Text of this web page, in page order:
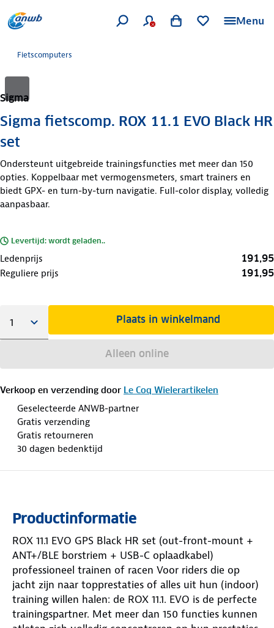
Menu
Fietscomputers
Sigma
Sigma fietscomp. ROX 11.1 EVO Black HR
set
Ondersteunt uitgebreide trainingsfuncties met meer dan 150
opties. Koppelbaar met vermogensmeters, smart trainers en
biedt GPX- en turn-by-turn navigatie. Full-color display, volledig
aanpasbaar.
Levertijd: wordt geladen..
Ledenprijs 191,95
Reguliere prijs 191,95
Plaats in winkelmand
Alleen online
Verkoop en verzending door Le Coq Wielerartikelen
Geselecteerde ANWB-partner
Gratis verzending
Gratis retourneren
30 dagen bedenktijd
Productinformatie
ROX 11.1 EVO GPS Black HR set (out-front-mount +
ANT+/BLE borstriem + USB-C oplaadkabel)
professioneel trainen of racen Voor riders die op
jacht zijn naar topprestaties of alles uit hun (indoor)
training willen halen: de ROX 11.1. EVO is de perfecte
trainingspartner. Met meer dan 150 functies kunnen